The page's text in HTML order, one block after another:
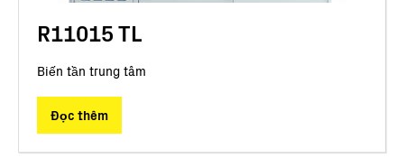
R11015 TL
Biến tần trung tâm
Đọc thêm